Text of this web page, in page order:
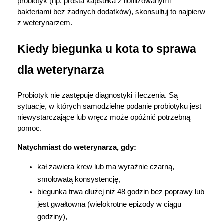
bakteriami bez żadnych dodatków), skonsultuj to najpierw
z weterynarzem.
Kiedy biegunka u kota to sprawa
dla weterynarza
Probiotyk nie zastępuje diagnostyki i leczenia. Są
sytuacje, w których samodzielne podanie probiotyku jest
niewystarczające lub wręcz może opóźnić potrzebną
pomoc.
Natychmiast do weterynarza, gdy:
kał zawiera krew lub ma wyraźnie czarną,
smołowatą konsystencję,
biegunka trwa dłużej niż 48 godzin bez poprawy lub
jest gwałtowna (wielokrotne epizody w ciągu
godziny),